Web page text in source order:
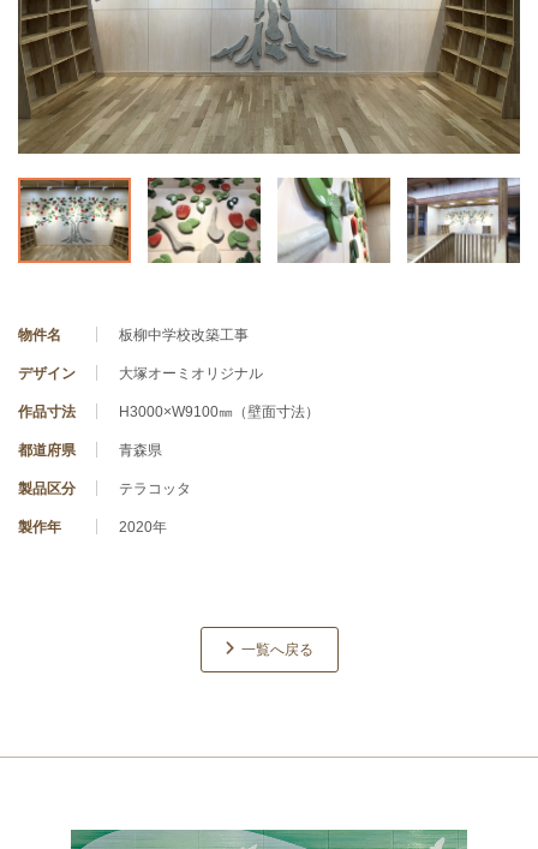
物件名 板柳中学校改築工事
デザイン 大塚オーミオリジナル
作品寸法 H3000×W9100㎜（壁面寸法）
都道府県 青森県
製品区分 テラコッタ
製作年 2020年
一覧へ戻る